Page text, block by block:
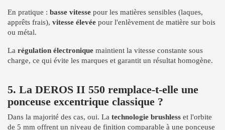
En pratique : basse vitesse pour les matières sensibles (laques,
apprêts frais), vitesse élevée pour l'enlèvement de matière sur bois
ou métal.
La régulation électronique maintient la vitesse constante sous
charge, ce qui évite les marques et garantit un résultat homogène.
5. La DEROS II 550 remplace-t-elle une
ponceuse excentrique classique ?
Dans la majorité des cas, oui. La technologie brushless et l'orbite
de 5 mm offrent un niveau de finition comparable à une ponceuse